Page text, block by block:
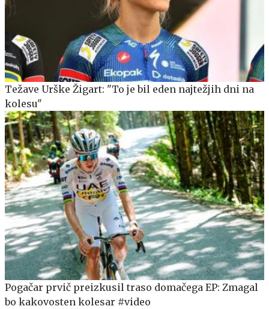
Težave Urške Žigart: "To je bil eden najtežjih dni na
kolesu"
Pogačar prvič preizkusil traso domačega EP: Zmagal
bo kakovosten kolesar #video